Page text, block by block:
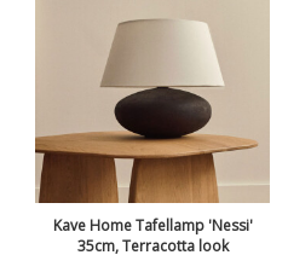
Kave Home Tafellamp 'Nessi'
35cm, Terracotta look